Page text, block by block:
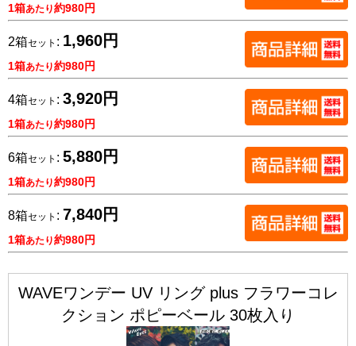
1箱あたり約980円
2箱セット : 1,960円
1箱あたり約980円
4箱セット : 3,920円
1箱あたり約980円
6箱セット : 5,880円
1箱あたり約980円
8箱セット : 7,840円
1箱あたり約980円
WAVEワンデー UV リング plus フラワーコレ
クション ポピーベール 30枚入り